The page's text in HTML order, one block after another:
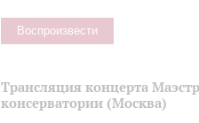
Воспроизвести
Трансляция концерта
консерватории (Москва)